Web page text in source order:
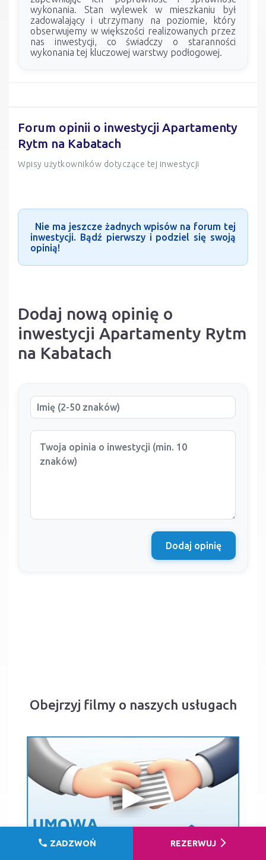
wykonania. Stan wylewek w mieszkaniu był
zadowalający i utrzymany na poziomie, który
obserwujemy w większości realizowanych przez
nas inwestycji, co świadczy o staranności
wykonania tej kluczowej warstwy podłogowej.
Forum opinii o inwestycji Apartamenty
Rytm na Kabatach
Wpisy użytkowników dotyczące tej inwestycji
Nie ma jeszcze żadnych wpisów na forum tej
inwestycji. Bądź pierwszy i podziel się swoją
opinią!
Dodaj nową opinię o
inwestycji Apartamenty Rytm
na Kabatach
Dodaj opinię
Obejrzyj filmy o naszych usługach
call ZADZWOŃ REZERWUJ arrow_forward_ios